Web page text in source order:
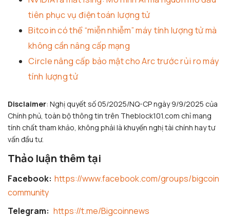
tiên phục vụ điện toán lượng tử
Bitcoin có thể “miễn nhiễm” máy tính lượng tử mà
không cần nâng cấp mạng
Circle nâng cấp bảo mật cho Arc trước rủi ro máy
tính lượng tử
Disclaimer: Nghị quyết số 05/2025/NQ-CP ngày 9/9/2025 của
Chính phủ, toàn bộ thông tin trên Theblock101.com chỉ mang
tính chất tham khảo, không phải là khuyến nghị tài chính hay tư
vấn đầu tư.
Thảo luận thêm tại
Facebook: https://www.facebook.com/groups/bigcoin
community
Telegram: https://t.me/Bigcoinnews